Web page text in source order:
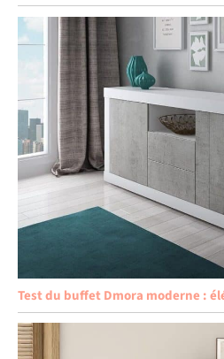
Test du buffet Dmora moderne :